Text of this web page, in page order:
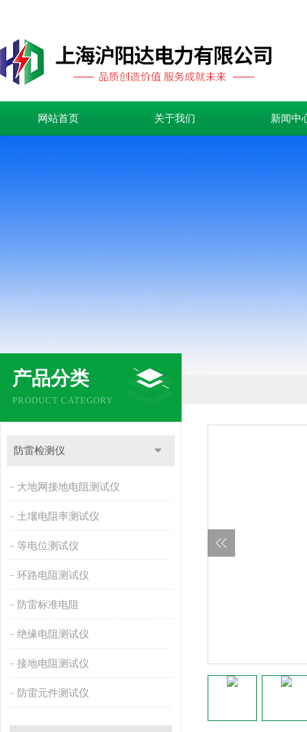
网站首页 关于我们 新闻中
产品分类
PRODUCT CATEGORY
防雷检测仪
大地网接地电阻测试仪
土壤电阻率测试仪
等电位测试仪
环路电阻测试仪
防雷标准电阻
绝缘电阻测试仪
接地电阻测试仪
防雷元件测试仪